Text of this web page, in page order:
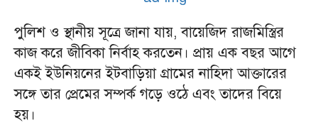
পুলিশ ও স্থানীয় সূত্রে জানা যায়, বায়েজিদ রাজমিস্ত্রির
কাজ করে জীবিকা নির্বাহ করতেন। প্রায় এক বছর আগে
একই ইউনিয়নের ইটবাড়িয়া গ্রামের নাহিদা আক্তারের
সঙ্গে তার প্রেমের সম্পর্ক গড়ে ওঠে এবং তাদের বিয়ে
হয়।